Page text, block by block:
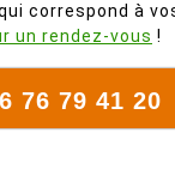
correspond à
un rendez-vous !
76 79 41 20